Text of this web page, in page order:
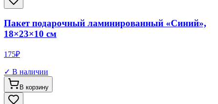
Пакет подарочный ламинированный «Синий»,
18×23×10 см
175₽
✓ В наличии
В корзину